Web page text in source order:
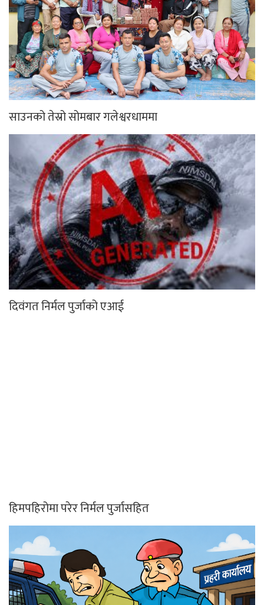
साउनको तेस्रो सोमबार गलेश्वरधाममा
दिवंगत निर्मल पुर्जाको एआई
हिमपहिरोमा परेर निर्मल पुर्जासहित